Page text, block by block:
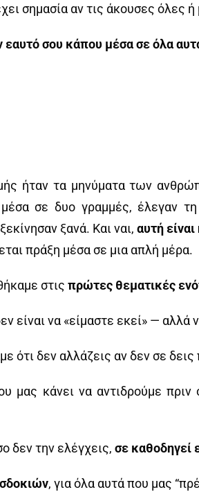
σημασία αν τις άκουσες όλες ή
εαυτό σου κάπου μέσα σε όλα
ήταν τα μηνύματα των
σε δυο γραμμές, έλεγαν
ξανά. Και ναι, αυτή
πράξη μέσα σε μια απλή μέρα.
στις πρώτες θεματικές
είναι να «είμαστε εκεί» — αλλά
ότι δεν αλλάζεις αν δεν σε
μας κάνει να αντιδρούμε
δεν την ελέγχεις, σε καθοδηγεί
, για όλα αυτά που μας